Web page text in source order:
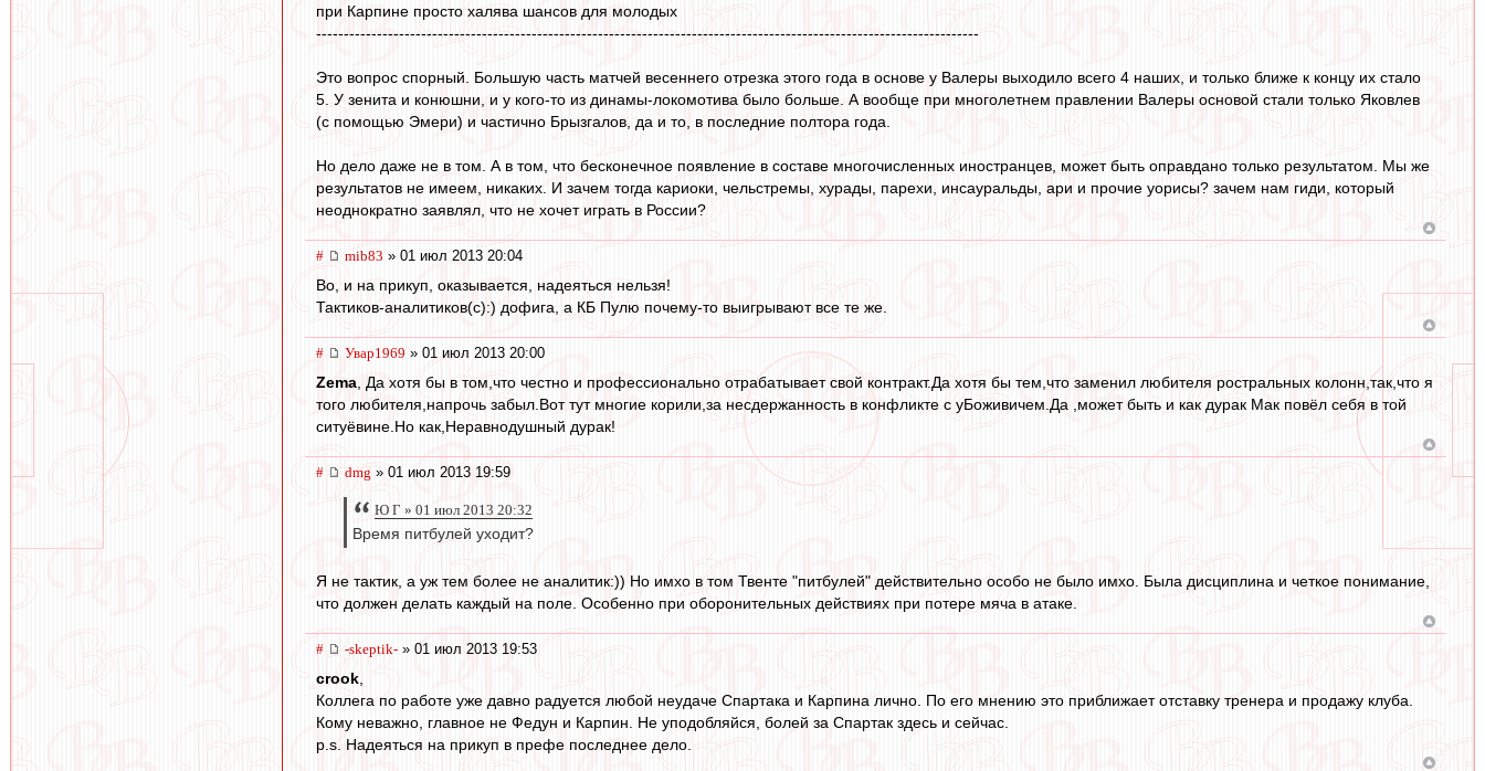
при Карпине просто халява шансов для молодых
------------------------------------------------------------------------------------------------------------------------
Это вопрос спорный. Большую часть матчей весеннего отрезка этого года в основе у Валеры выходило всего 4 наших, и только ближе к концу их стало
5. У зенита и конюшни, и у кого-то из динамы-локомотива было больше. А вообще при многолетнем правлении Валеры основой стали только Яковлев
(с помощью Эмери) и частично Брызгалов, да и то, в последние полтора года.
Но дело даже не в том. А в том, что бесконечное появление в составе многочисленных иностранцев, может быть оправдано только результатом. Мы же
результатов не имеем, никаких. И зачем тогда кариоки, чельстремы, хурады, парехи, инсауральды, ари и прочие уорисы? зачем нам гиди, который
неоднократно заявлял, что не хочет играть в России?
# mib83 » 01 июл 2013 20:04
Во, и на прикуп, оказывается, надеяться нельзя!
Тактиков-аналитиков(с):) дофига, а КБ Пулю почему-то выигрывают все те же.
# Увар1969 » 01 июл 2013 20:00
Zema , Да хотя бы в том,что честно и профессионально отрабатывает свой контракт.Да хотя бы тем,что заменил любителя ростральных колонн,так,что я
того любителя,напрочь забыл.Вот тут многие корили,за несдержанность в конфликте с уБоживичем.Да ,может быть и как дурак Мак повёл себя в той
ситуёвине.Но как,Неравнодушный дурак!
# dmg » 01 июл 2013 19:59
Ю Г » 01 июл 2013 20:32
Время питбулей уходит?
Я не тактик, а уж тем более не аналитик:)) Но имхо в том Твенте "питбулей" действительно особо не было имхо. Была дисциплина и четкое понимание,
что должен делать каждый на поле. Особенно при оборонительных действиях при потере мяча в атаке.
# -skeptik- » 01 июл 2013 19:53
crook
Коллега по работе уже давно радуется любой неудаче Спартака и Карпина лично. По его мнению это приближает отставку тренера и продажу клуба.
Кому неважно, главное не Федун и Карпин. Не уподобляйся, болей за Спартак здесь и сейчас.
p.s. Надеяться на прикуп в префе последнее дело.